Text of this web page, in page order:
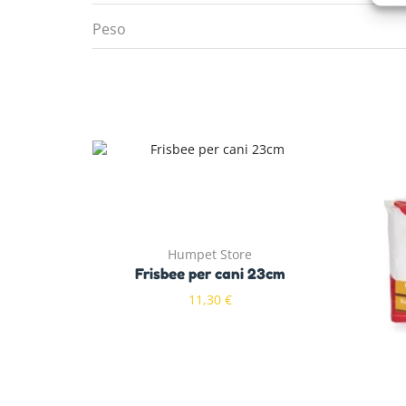
Peso
Humpet Store
Frisbee per cani 23cm
11,30 €